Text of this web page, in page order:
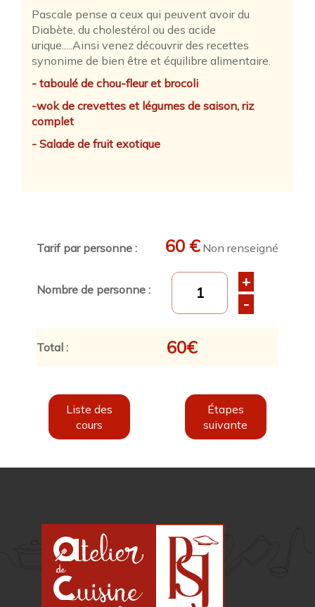
Pascale pense a ceux qui peuvent avoir du
Diabète, du cholestérol ou des acide
urique.....Ainsi venez découvrir des recettes
synonime de bien être et équilibre alimentaire.
- taboulé de chou-fleur et brocoli
-wok de crevettes et légumes de saison, riz
complet
- Salade de fruit exotique
Tarif par personne : 60 €Non renseigné
Nombre de personne :
+
-
Total : 60€
Liste des
cours
Étapes
suivante